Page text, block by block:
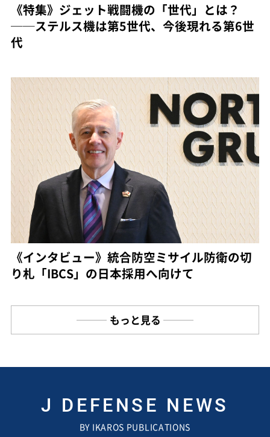
《特集》ジェット戦闘機の「世代」とは？
──ステルス機は第5世代、今後現れる第6世
代
《インタビュー》統合防空ミサイル防衛の切
り札「IBCS」の日本採用へ向けて
もっと見る
J DEFENSE NEWS
BY IKAROS PUBLICATIONS